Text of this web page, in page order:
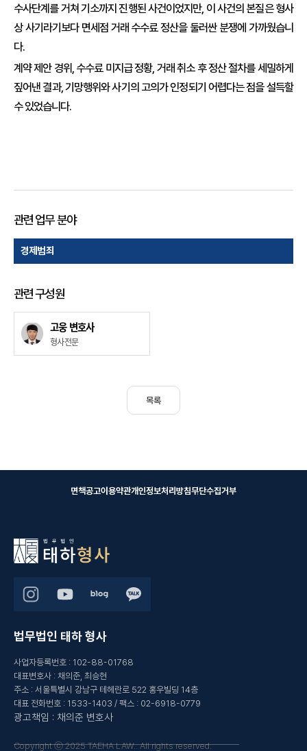
수사단계를 거쳐 기소까지 진행된 사건이었지만, 이 사건의 본질은 형사
상 사기라기보다 면세점 거래 수수료 정산을 둘러싼 분쟁에 가까웠습니
다.
계약 제안 경위, 수수료 미지급 정황, 거래 취소 후 정산 절차를 세밀하게
짚어낸 결과, 기망행위와 사기의 고의가 인정되기 어렵다는 점을 설득할
수 있었습니다.
관련 업무 분야
경제범죄
관련 구성원
고웅 변호사
형사전문
목록
면책공고이용약관개인정보처리방침무단수집거부
법무법인 태하 형사
사업자등록번호 : 102-88-01768
대표변호사 : 채의준, 최승현
주소 : 서울특별시 강남구 테헤란로 522 홍우빌딩 14층
대표 전화번호 : 1533-1403 / 팩스 : 02-6918-0779
광고책임 : 채의준 변호사
Copyright ⓒ 2025 TAEHA LAW.. All rights reserved.